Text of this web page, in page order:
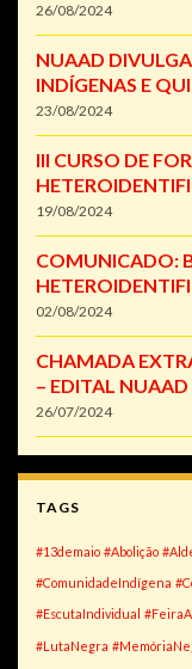
26/08/2024
NUAAD
INDÍGENAS E
23/08/2024
III CURSO DE
19/08/2024
COMUNICADO:
02/08/2024
CHAMADA
– EDITAL
26/07/2024
TAGS
#13demaio #Abolição
#ComunidadeIndígena
#EscutaIndividual
#LutaNegra